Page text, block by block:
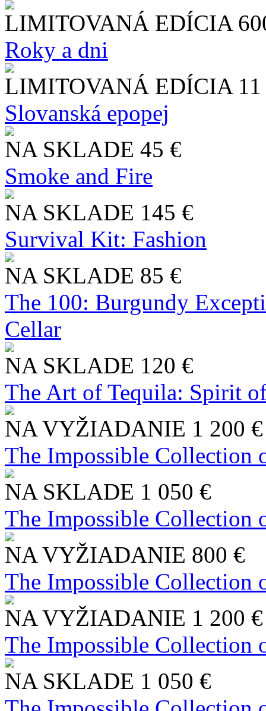
LIMITOVANÁ EDÍCIA
Roky a dni
LIMITOVANÁ EDÍCIA
Slo​vanská epopej
NA SKLADE 45 €
Smoke and Fire
NA SKLADE 145 €
Survival Kit: Fashion
NA SKLADE 85 €
The 100: Burgundy
Cellar
NA SKLADE 120 €
The Art of Tequila: Spirit
NA VYŽIADANIE 1 200 €
The Impossible Collection
NA SKLADE 1 050 €
The Impossible Collection
NA VYŽIADANIE 800 €
The Impossible Collection
NA VYŽIADANIE 1 200 €
The Impossible Collection
NA SKLADE 1 050 €